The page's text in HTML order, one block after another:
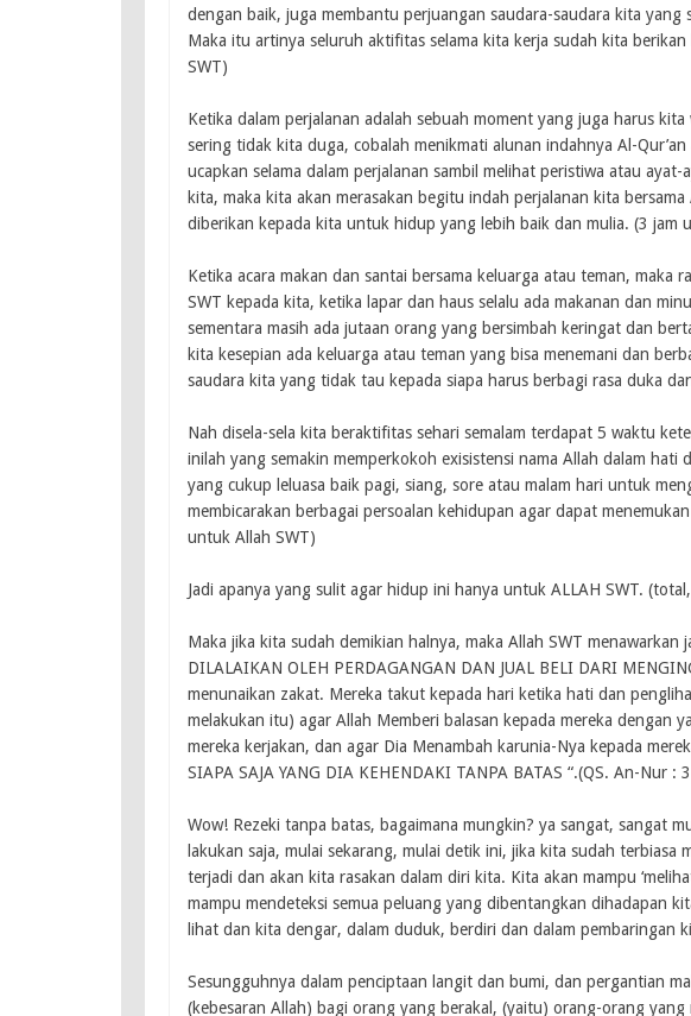
dengan baik, juga membantu perjuangan saudara-saudara kita yang
Maka itu artinya seluruh aktifitas selama kita kerja sudah kita
SWT)
Ketika dalam perjalanan adalah sebuah moment yang juga harus
sering tidak kita duga, cobalah menikmati alunan indahnya Al-
ucapkan selama dalam perjalanan sambil melihat peristiwa atau
kita, maka kita akan merasakan begitu indah perjalanan kita
diberikan kepada kita untuk hidup yang lebih baik dan mulia. (3 jam
Ketika acara makan dan santai bersama keluarga atau teman, maka
SWT kepada kita, ketika lapar dan haus selalu ada makanan dan
sementara masih ada jutaan orang yang bersimbah keringat dan
kita kesepian ada keluarga atau teman yang bisa menemani dan
saudara kita yang tidak tau kepada siapa harus berbagi rasa duka
Nah disela-sela kita beraktifitas sehari semalam terdapat 5 waktu
inilah yang semakin memperkokoh exisistensi nama Allah dalam
yang cukup leluasa baik pagi, siang, sore atau malam hari untuk
membicarakan berbagai persoalan kehidupan agar dapat
untuk Allah SWT)
Jadi apanya yang sulit agar hidup ini hanya untuk ALLAH SWT.
Maka jika kita sudah demikian halnya, maka Allah SWT menawarkan
DILALAIKAN OLEH PERDAGANGAN DAN JUAL BELI DARI
menunaikan zakat. Mereka takut kepada hari ketika hati dan
melakukan itu) agar Allah Memberi balasan kepada mereka dengan
mereka kerjakan, dan agar Dia Menambah karunia-Nya kepada
SIAPA SAJA YANG DIA KEHENDAKI TANPA BATAS “.(QS. An-Nur :
Wow! Rezeki tanpa batas, bagaimana mungkin? ya sangat, sangat
lakukan saja, mulai sekarang, mulai detik ini, jika kita sudah terbiasa
terjadi dan akan kita rasakan dalam diri kita. Kita akan mampu
mampu mendeteksi semua peluang yang dibentangkan dihadapan
lihat dan kita dengar, dalam duduk, berdiri dan dalam pembaringan
Sesungguhnya dalam penciptaan langit dan bumi, dan pergantian
(kebesaran Allah) bagi orang yang berakal, (yaitu) orang-orang